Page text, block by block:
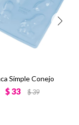
Simple Conejo
$ 33 $39